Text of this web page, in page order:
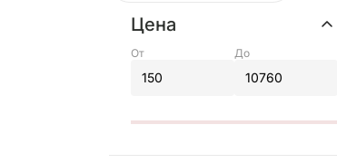
Цена
От До